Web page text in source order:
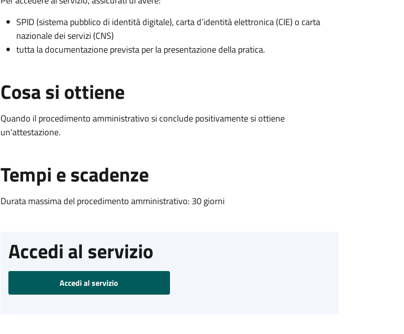
SPID (sistema pubblico di identità digitale), carta d’identità elettronica (CIE) o carta
nazionale dei servizi (CNS)
tutta la documentazione prevista per la presentazione della pratica.
Cosa si ottiene
Quando il procedimento amministrativo si conclude positivamente si ottiene
un'attestazione.
Tempi e scadenze
Durata massima del procedimento amministrativo: 30 giorni
Accedi al servizio
Accedi al servizio